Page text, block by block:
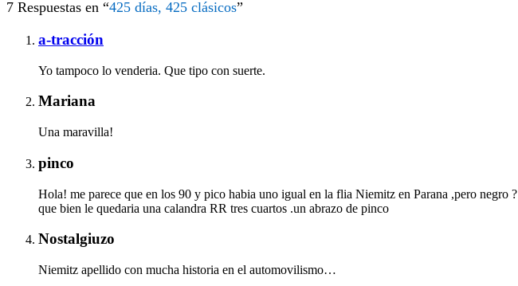
7 Respuestas en “425 días, 425 clásicos”
a-tracción
Yo tampoco lo venderia. Que tipo con suerte.
Mariana
Una maravilla!
pinco
Hola! me parece que en los 90 y pico habia uno igual en la flia Niemitz en Parana ,pero negro ?
que bien le quedaria una calandra RR tres cuartos .un abrazo de pinco
Nostalgiuzo
Niemitz apellido con mucha historia en el automovilismo…